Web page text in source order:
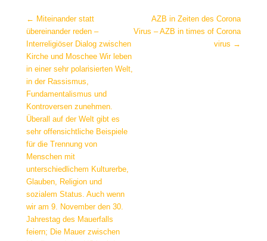
Beitragsnavigation
← Miteinander statt
übereinander reden –
Interreligiöser Dialog zwischen
Kirche und Moschee Wir leben
in einer sehr polarisierten Welt,
in der Rassismus,
Fundamentalismus und
Kontroversen zunehmen.
Überall auf der Welt gibt es
sehr offensichtliche Beispiele
für die Trennung von
Menschen mit
unterschiedlichem Kulturerbe,
Glauben, Religion und
sozialem Status. Auch wenn
wir am 9. November den 30.
Jahrestag des Mauerfalls
feiern; Die Mauer zwischen
AZB in Zeiten des Corona
Virus – AZB in times of Corona
virus →